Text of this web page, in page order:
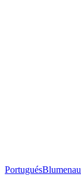
PortuguésBlumenau